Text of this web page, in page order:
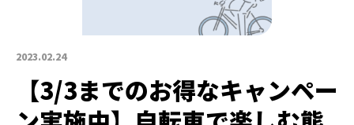
2023.02.24
【3/3までのお得なキャンペー